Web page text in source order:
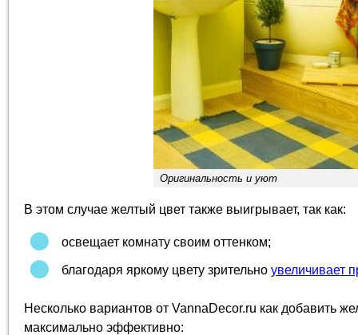
Оригинальность и уют
В этом случае желтый цвет также выигрывает, так как:
освещает комнату своим оттенком;
благодаря яркому цвету зрительно увеличивает
Несколько вариантов от VannaDecor.ru как добавить
максимально эффективно: